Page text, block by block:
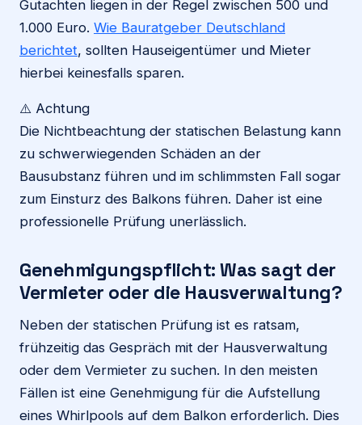
Gutachten liegen in der Regel zwischen 500 und
1.000 Euro. Wie Bauratgeber Deutschland
berichtet, sollten Hauseigentümer und Mieter
hierbei keinesfalls sparen.
⚠️ Achtung
Die Nichtbeachtung der statischen Belastung kann
zu schwerwiegenden Schäden an der
Bausubstanz führen und im schlimmsten Fall sogar
zum Einsturz des Balkons führen. Daher ist eine
professionelle Prüfung unerlässlich.
Genehmigungspflicht: Was sagt der
Vermieter oder die Hausverwaltung?
Neben der statischen Prüfung ist es ratsam,
frühzeitig das Gespräch mit der Hausverwaltung
oder dem Vermieter zu suchen. In den meisten
Fällen ist eine Genehmigung für die Aufstellung
eines Whirlpools auf dem Balkon erforderlich. Dies